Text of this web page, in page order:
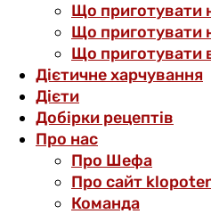
Що приготувати
Що приготувати
Що приготувати
Дієтичне харчування
Дієти
Добірки рецептів
Про нас
Про Шефа
Про сайт
Команда